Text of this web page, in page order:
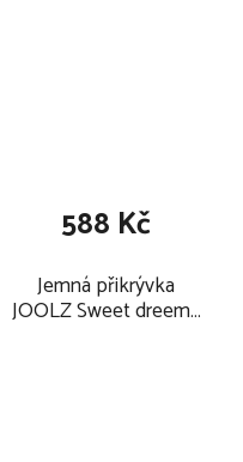
Jemná přikrývka
JOOLZ Sweet dreems
588 Kč